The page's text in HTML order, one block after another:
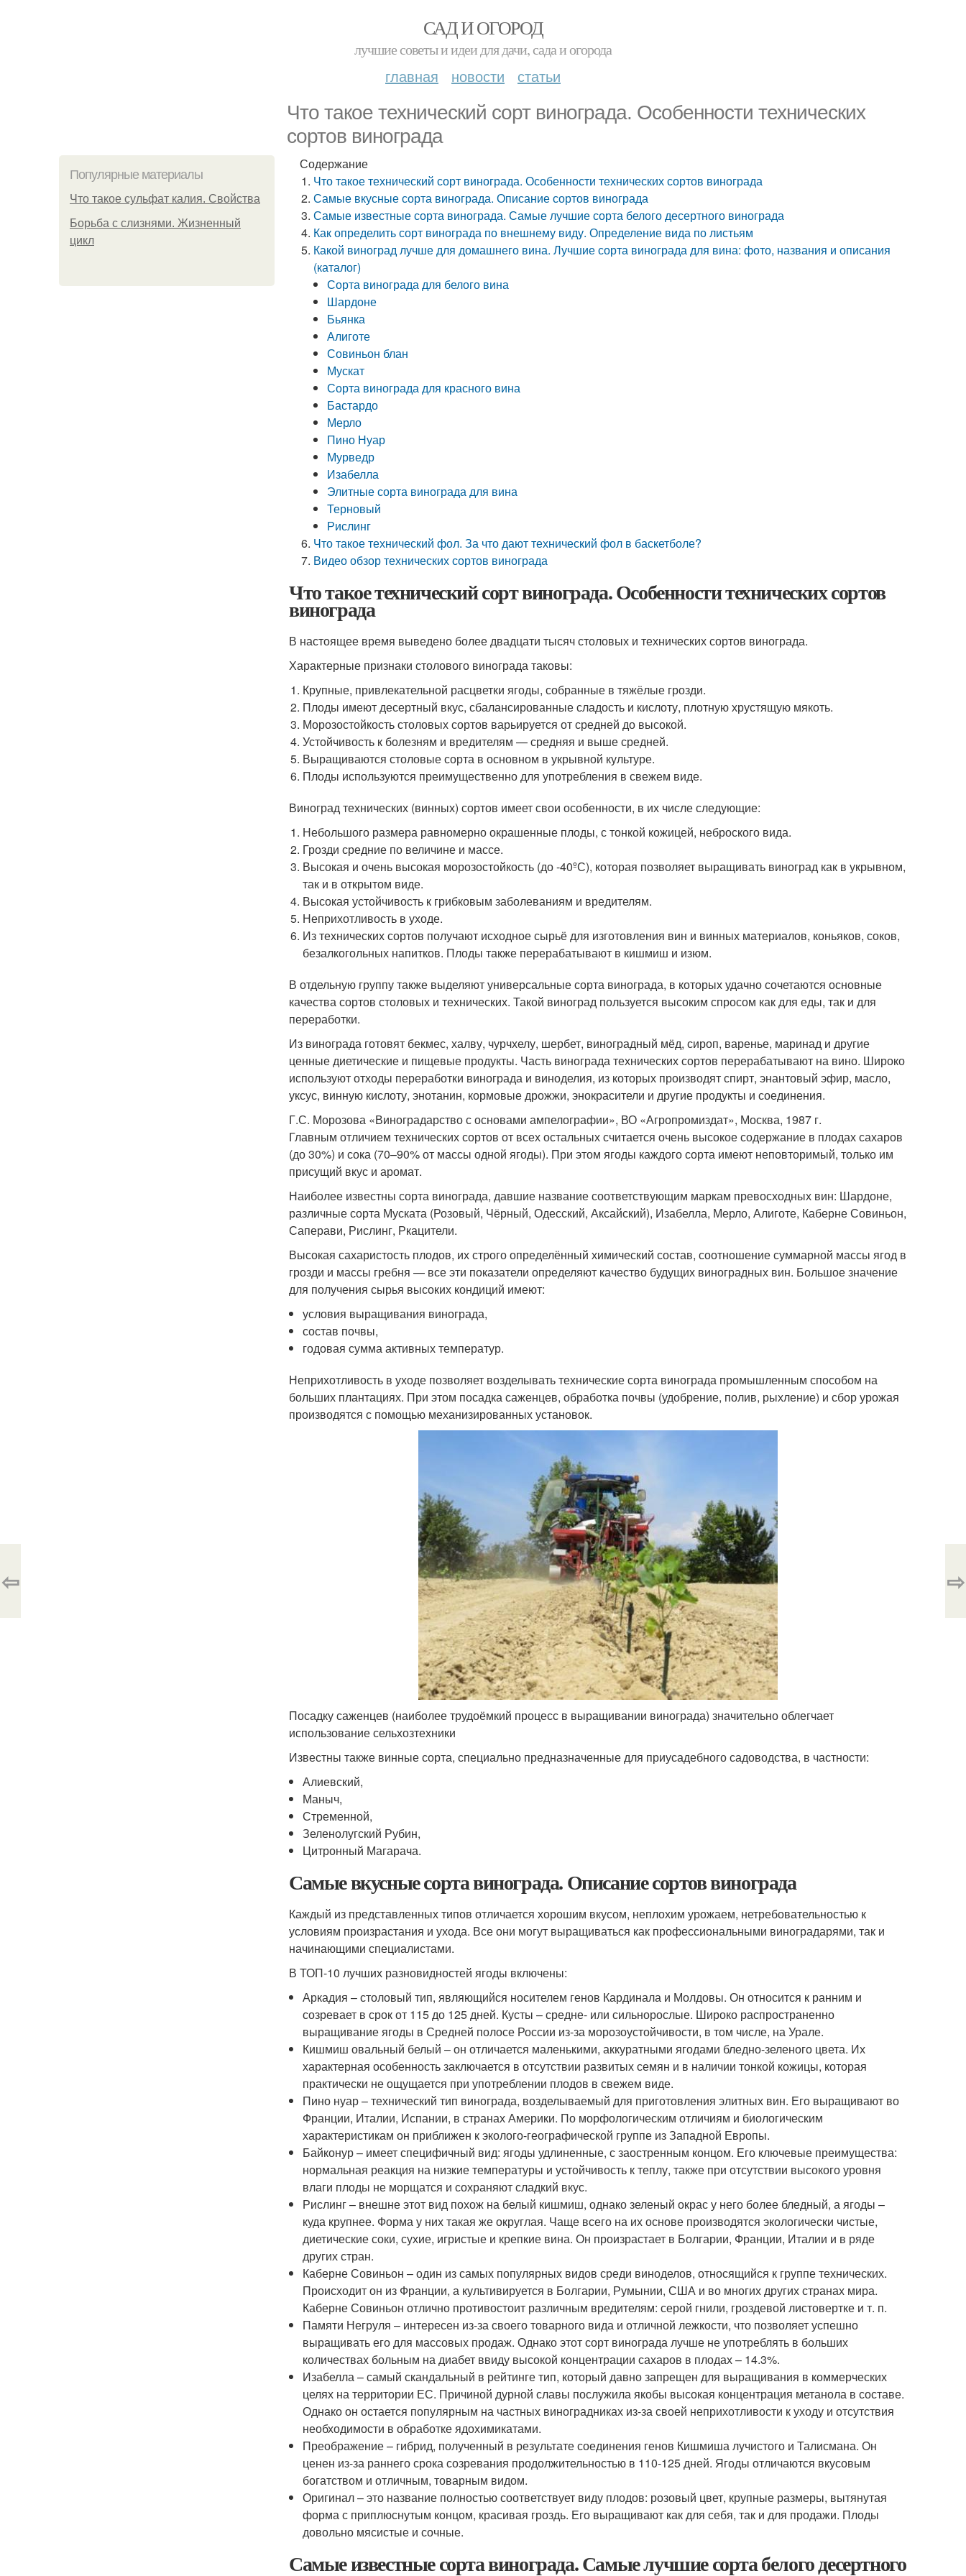
САД И ОГОРОД
лучшие советы и идеи для дачи, сада и огорода
главная новости статьи
Что такое технический сорт винограда. Особенности технических
сортов винограда
Популярные материалы
Что такое сульфат калия. Свойства
Борьба с слизнями. Жизненный
цикл
Содержание
Что такое технический сорт винограда. Особенности технических сортов винограда
Самые вкусные сорта винограда. Описание сортов винограда
Самые известные сорта винограда. Самые лучшие сорта белого десертного винограда
Как определить сорт винограда по внешнему виду. Определение вида по листьям
Какой виноград лучше для домашнего вина. Лучшие сорта винограда для вина: фото, названия и описания
(каталог)
Сорта винограда для белого вина
Шардоне
Бьянка
Алиготе
Совиньон блан
Мускат
Сорта винограда для красного вина
Бастардо
Мерло
Пино Нуар
Мурведр
Изабелла
Элитные сорта винограда для вина
Терновый
Рислинг
Что такое технический фол. За что дают технический фол в баскетболе?
Видео обзор технических сортов винограда
Что такое технический сорт винограда. Особенности технических сортов
винограда
В настоящее время выведено более двадцати тысяч столовых и технических сортов винограда.
Характерные признаки столового винограда таковы:
Крупные, привлекательной расцветки ягоды, собранные в тяжёлые грозди.
Плоды имеют десертный вкус, сбалансированные сладость и кислоту, плотную хрустящую мякоть.
Морозостойкость столовых сортов варьируется от средней до высокой.
Устойчивость к болезням и вредителям — средняя и выше средней.
Выращиваются столовые сорта в основном в укрывной культуре.
Плоды используются преимущественно для употребления в свежем виде.
Виноград технических (винных) сортов имеет свои особенности, в их числе следующие:
Небольшого размера равномерно окрашенные плоды, с тонкой кожицей, неброского вида.
Грозди средние по величине и массе.
Высокая и очень высокая морозостойкость (до -40ºС), которая позволяет выращивать виноград как в укрывном,
так и в открытом виде.
Высокая устойчивость к грибковым заболеваниям и вредителям.
Неприхотливость в уходе.
Из технических сортов получают исходное сырьё для изготовления вин и винных материалов, коньяков, соков,
безалкогольных напитков. Плоды также перерабатывают в кишмиш и изюм.
В отдельную группу также выделяют универсальные сорта винограда, в которых удачно сочетаются основные
качества сортов столовых и технических. Такой виноград пользуется высоким спросом как для еды, так и для
переработки.
Из винограда готовят бекмес, халву, чурчхелу, шербет, виноградный мёд, сироп, варенье, маринад и другие
ценные диетические и пищевые продукты. Часть винограда технических сортов перерабатывают на вино. Широко
используют отходы переработки винограда и виноделия, из которых производят спирт, энантовый эфир, масло,
уксус, винную кислоту, энотанин, кормовые дрожжи, энокрасители и другие продукты и соединения.
Г.С. Морозова «Виноградарство с основами ампелографии», ВО «Агропромиздат», Москва, 1987 г.
Главным отличием технических сортов от всех остальных считается очень высокое содержание в плодах сахаров
(до 30%) и сока (70–90% от массы одной ягоды). При этом ягоды каждого сорта имеют неповторимый, только им
присущий вкус и аромат.
Наиболее известны сорта винограда, давшие название соответствующим маркам превосходных вин: Шардоне,
различные сорта Муската (Розовый, Чёрный, Одесский, Аксайский), Изабелла, Мерло, Алиготе, Каберне Совиньон,
Саперави, Рислинг, Ркацители.
Высокая сахаристость плодов, их строго определённый химический состав, соотношение суммарной массы ягод в
грозди и массы гребня — все эти показатели определяют качество будущих виноградных вин. Большое значение
для получения сырья высоких кондиций имеют:
условия выращивания винограда,
состав почвы,
годовая сумма активных температур.
Неприхотливость в уходе позволяет возделывать технические сорта винограда промышленным способом на
больших плантациях. При этом посадка саженцев, обработка почвы (удобрение, полив, рыхление) и сбор урожая
производятся с помощью механизированных установок.
Посадку саженцев (наиболее трудоёмкий процесс в выращивании винограда) значительно облегчает
использование сельхозтехники
Известны также винные сорта, специально предназначенные для приусадебного садоводства, в частности:
Алиевский,
Маныч,
Стременной,
Зеленолугский Рубин,
Цитронный Магарача.
Самые вкусные сорта винограда. Описание сортов винограда
Каждый из представленных типов отличается хорошим вкусом, неплохим урожаем, нетребовательностью к
условиям произрастания и ухода. Все они могут выращиваться как профессиональными виноградарями, так и
начинающими специалистами.
В ТОП-10 лучших разновидностей ягоды включены:
Аркадия – столовый тип, являющийся носителем генов Кардинала и Молдовы. Он относится к ранним и
созревает в срок от 115 до 125 дней. Кусты – средне- или сильнорослые. Широко распространенно
выращивание ягоды в Средней полосе России из-за морозоустойчивости, в том числе, на Урале.
Кишмиш овальный белый – он отличается маленькими, аккуратными ягодами бледно-зеленого цвета. Их
характерная особенность заключается в отсутствии развитых семян и в наличии тонкой кожицы, которая
практически не ощущается при употреблении плодов в свежем виде.
Пино нуар – технический тип винограда, возделываемый для приготовления элитных вин. Его выращивают во
Франции, Италии, Испании, в странах Америки. По морфологическим отличиям и биологическим
характеристикам он приближен к эколого-географической группе из Западной Европы.
Байконур – имеет специфичный вид: ягоды удлиненные, с заостренным концом. Его ключевые преимущества:
нормальная реакция на низкие температуры и устойчивость к теплу, также при отсутствии высокого уровня
влаги плоды не морщатся и сохраняют сладкий вкус.
Рислинг – внешне этот вид похож на белый кишмиш, однако зеленый окрас у него более бледный, а ягоды –
куда крупнее. Форма у них такая же округлая. Чаще всего на их основе производятся экологически чистые,
диетические соки, сухие, игристые и крепкие вина. Он произрастает в Болгарии, Франции, Италии и в ряде
других стран.
Каберне Совиньон – один из самых популярных видов среди виноделов, относящийся к группе технических.
Происходит он из Франции, а культивируется в Болгарии, Румынии, США и во многих других странах мира.
Каберне Совиньон отлично противостоит различным вредителям: серой гнили, гроздевой листовертке и т. п.
Памяти Негруля – интересен из-за своего товарного вида и отличной лежкости, что позволяет успешно
выращивать его для массовых продаж. Однако этот сорт винограда лучше не употреблять в больших
количествах больным на диабет ввиду высокой концентрации сахаров в плодах – 14.3%.
Изабелла – самый скандальный в рейтинге тип, который давно запрещен для выращивания в коммерческих
целях на территории ЕС. Причиной дурной славы послужила якобы высокая концентрация метанола в составе.
Однако он остается популярным на частных виноградниках из-за своей неприхотливости к уходу и отсутствия
необходимости в обработке ядохимикатами.
Преображение – гибрид, полученный в результате соединения генов Кишмиша лучистого и Талисмана. Он
ценен из-за раннего срока созревания продолжительностью в 110-125 дней. Ягоды отличаются вкусовым
богатством и отличным, товарным видом.
Оригинал – это название полностью соответствует виду плодов: розовый цвет, крупные размеры, вытянутая
форма с приплюснутым концом, красивая гроздь. Его выращивают как для себя, так и для продажи. Плоды
довольно мясистые и сочные.
Самые известные сорта винограда. Самые лучшие сорта белого десертного
⇦ ⇨